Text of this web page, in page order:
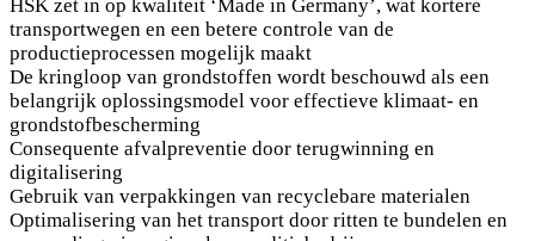
transportwegen en een betere controle van de
productieprocessen mogelijk maakt
De kringloop van grondstoffen wordt beschouwd als een
belangrijk oplossingsmodel voor effectieve klimaat- en
grondstofbescherming
Consequente afvalpreventie door terugwinning en
digitalisering
Gebruik van verpakkingen van recyclebare materialen
Optimalisering van het transport door ritten te bundelen en
verzending via regionale expeditiebedrijven